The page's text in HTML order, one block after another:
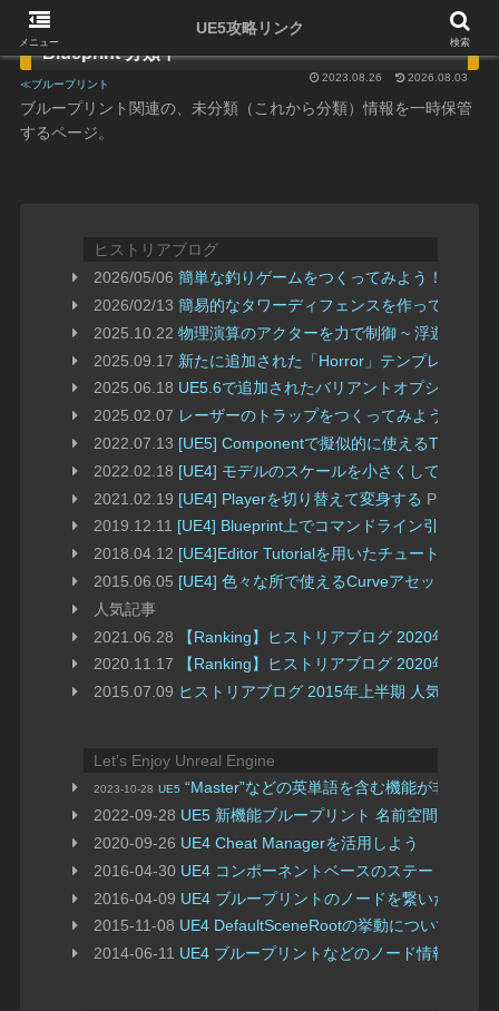
Blueprint 分類中
2023.08.26 2026.08.03
≪ブループリント
ブループリント関連の、未分類（これから分類）情報を一時保管
するページ。
ヒストリアブログ
2026/05/06簡単な釣りゲームをつくってみよう！ その１
2026/02/13簡易的なタワーディフェンスを作ってみよう
2025.10.22物理演算のアクターを力で制御 ~ 浮遊ロボッ
2025.09.17 新たに追加された「Horror」テンプレートレ
2025.06.18 UE5.6で追加されたバリアントオプション「
2025.02.07 レーザーのトラップをつくってみよう
2022.07.13 [UE5] Componentで擬似的に使えるTimeline
2022.02.18 [UE4] モデルのスケールを小さくして、氷が
2021.02.19 [UE4] Playerを切り替えて変身する
2019.12.11 [UE4] Blueprint上でコマンドライン引数の値
2018.04.12 [UE4]Editor Tutorialを用いたチュートリアル
2015.06.05 [UE4] 色々な所で使えるCurveアセットの使
人気記事
2021.06.28
【Ranking】ヒストリアブログ 2020年下半
2020.11.17
【Ranking】ヒストリアブログ 2020年上半
2015.07.09 ヒストリアブログ 2015年上半期 人気記事
Let’s Enjoy Unreal Engine
2023-10-28 UE5 “Master”などの英単語を含む機能が非推奨
2022-09-28 UE5 新機能ブループリント 名前空間につい
2020-09-26 UE4 Cheat Managerを活用しよう
2016-04-30 UE4 コンポーネントベースのステートマシ
2016-04-09 UE4 ブループリントのノードを繋いだまま
2015-11-08 UE4 DefaultSceneRootの挙動について
2014-06-11 UE4 ブループリントなどのノード情報をテ
メニュー
UE5攻略リンク
検索